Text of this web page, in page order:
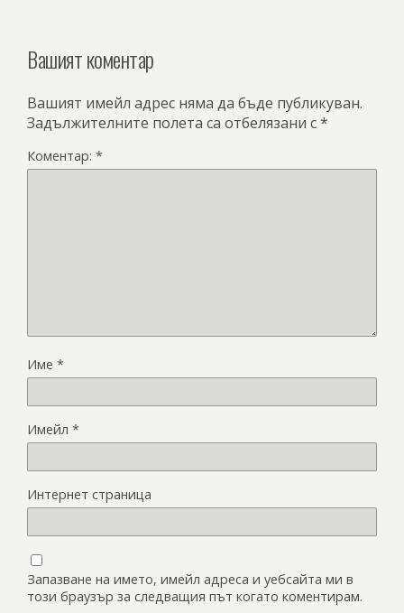
Вашият коментар
Вашият имейл адрес няма да бъде публикуван.
Задължителните полета са отбелязани с*
Коментар: *
Име *
Имейл *
Интернет страница
Запазване на името, имейл адреса и уебсайта ми в
този браузър за следващия път когато коментирам.